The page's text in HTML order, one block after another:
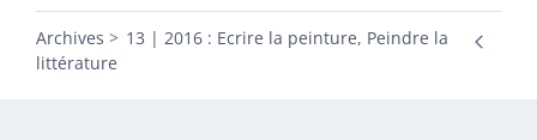
Archives
13 | 2016 : Ecrire la peinture, Peindre la
littérature